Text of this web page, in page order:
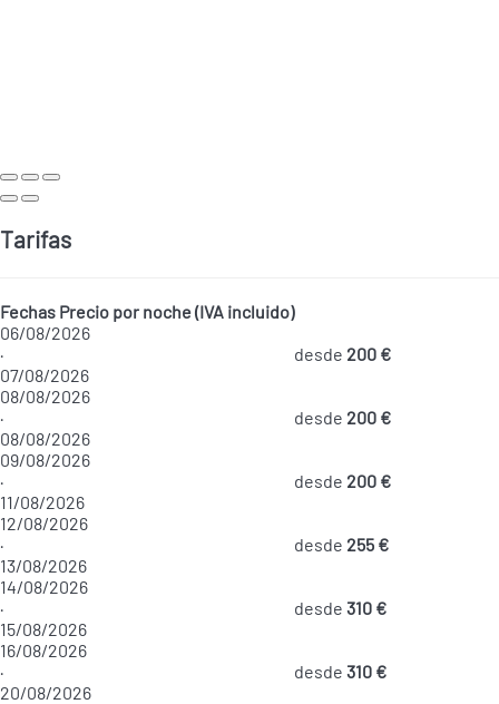
Tarifas
Fechas Precio por noche (IVA incluido)
06/08/2026
·
07/08/2026
desde 200 €
08/08/2026
·
08/08/2026
desde 200 €
09/08/2026
·
11/08/2026
desde 200 €
12/08/2026
·
13/08/2026
desde 255 €
14/08/2026
·
15/08/2026
desde 310 €
16/08/2026
·
20/08/2026
desde 310 €